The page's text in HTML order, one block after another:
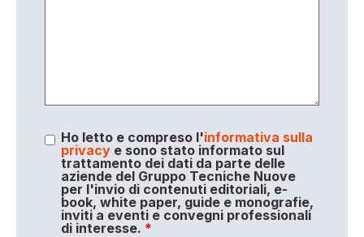
Ho letto e compreso l'informativa sulla
privacye sono stato informato sul
trattamento dei dati da parte delle
aziende del Gruppo Tecniche Nuove
per l'invio di contenuti editoriali, e-
book, white paper, guide e monografie,
inviti a eventi e convegni professionali
di interesse. *